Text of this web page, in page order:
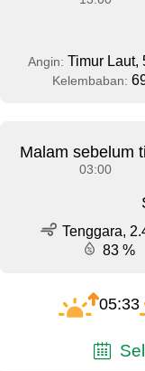
Angin: Timur Laut,
Kelembaban:
Malam sebelum
03:00
Tenggara,
83 %
05:33